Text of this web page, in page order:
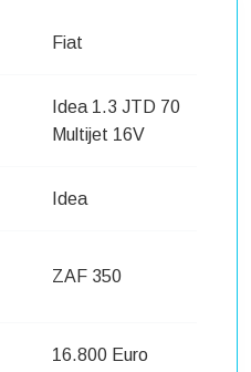
Fiat
Idea 1.3 JTD 70
Multijet 16V
Idea
ZAF 350
16.800 Euro